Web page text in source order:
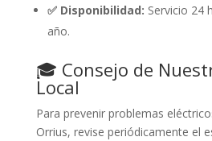
✅ Disponibilidad: Servicio 24
año.
🎓 Consejo de
Local
Para prevenir problemas
Orrius, revise periódicamente el